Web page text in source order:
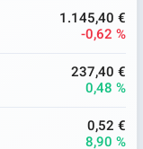
1.145,40 €
-0,62 %
237,40 €
0,48 %
0,52 €
8,90 %